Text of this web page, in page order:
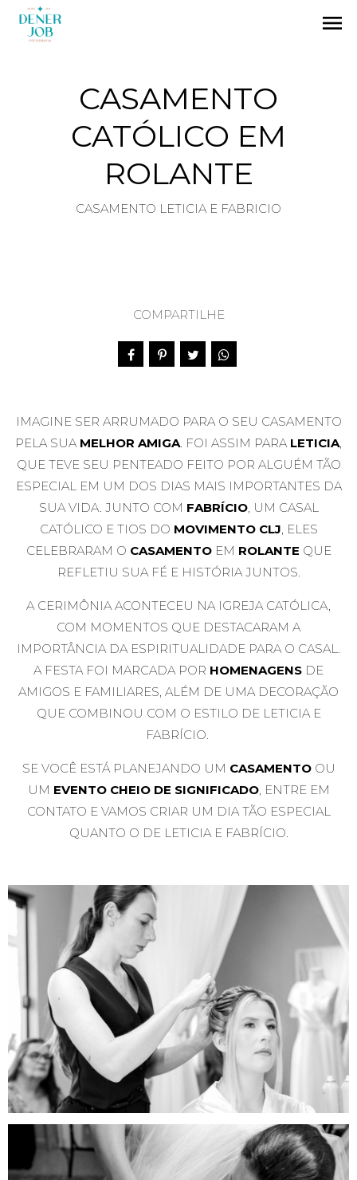
menu
CASAMENTO
CATÓLICO EM
ROLANTE
CASAMENTO LETICIA E FABRICIO
COMPARTILHE
IMAGINE SER ARRUMADO PARA O SEU CASAMENTO
PELA SUA MELHOR AMIGA. FOI ASSIM PARA LETICIA,
QUE TEVE SEU PENTEADO FEITO POR ALGUÉM TÃO
ESPECIAL EM UM DOS DIAS MAIS IMPORTANTES DA
SUA VIDA. JUNTO COM FABRÍCIO, UM CASAL
CATÓLICO E TIOS DO MOVIMENTO CLJ, ELES
CELEBRARAM O CASAMENTOEM ROLANTE QUE
REFLETIU SUA FÉ E HISTÓRIA JUNTOS.
A CERIMÔNIA ACONTECEU NA IGREJA CATÓLICA,
COM MOMENTOS QUE DESTACARAM A
IMPORTÂNCIA DA ESPIRITUALIDADE PARA O CASAL.
A FESTA FOI MARCADA POR HOMENAGENS DE
AMIGOS E FAMILIARES, ALÉM DE UMA DECORAÇÃO
QUE COMBINOU COM O ESTILO DE LETICIA E
FABRÍCIO.
SE VOCÊ ESTÁ PLANEJANDO UM CASAMENTO OU
UM EVENTO CHEIO DE SIGNIFICADO, ENTRE EM
CONTATO E VAMOS CRIAR UM DIA TÃO ESPECIAL
QUANTO O DE LETICIA E FABRÍCIO.